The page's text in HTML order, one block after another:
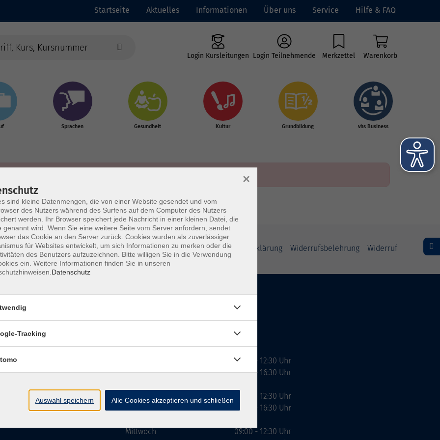
Startseite Aktuelles Informationen Über uns Service Hilfe & FAQ
Login Kursleitungen Login Teilnehmende Merkzettel Warenkorb
Sprachen Gesundheit Kultur Grundbildung vhs Business
Impressum AGBs Datenschutzerklärung Barrierefreiheitserklärung Widerrufsbelehrung Widerruf
e. V.
Dienstag
Mittwoch
09:00 - 12:30 Uhr
13:00 - 16:30 Uhr
10:00 - 12:30 Uhr
13:00 - 16:30 Uhr
09:00 - 12:30 Uhr
sind kleine Datenmengen, die von einer Website gesendet und vom
des Nutzers während des Surfens auf dem Computer des Nutzers
werden. Ihr Browser speichert jede Nachricht in einer kleinen Datei, die
genannt wird. Wenn Sie eine weitere Seite vom Server anfordern, sendet
das Cookie an den Server zurück. Cookies wurden als zuverlässiger
für Websites entwickelt, um sich Informationen zu merken oder die
des Benutzers aufzuzeichnen. Bitte willigen Sie in die Verwendung
ein. Weitere Informationen finden Sie in unseren
Datenschutz
×
Tracking
Auswahl speichern Alle Cookies akzeptieren und schließen